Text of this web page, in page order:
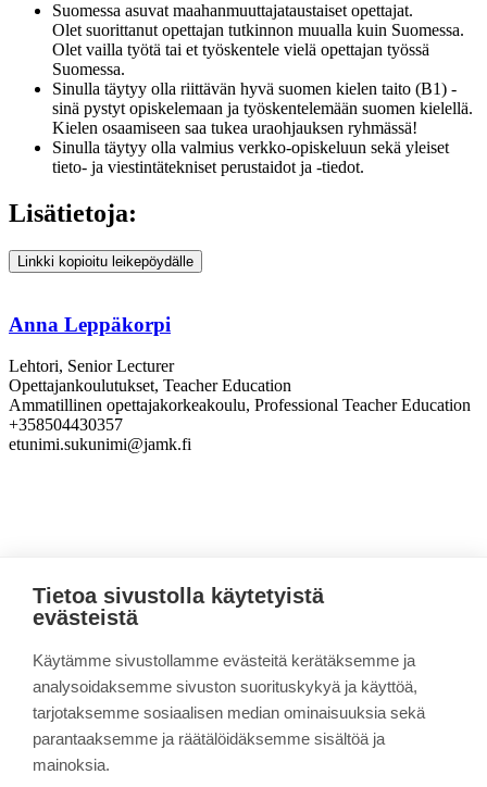
Suomessa asuvat maahanmuuttajataustaiset opettajat.
Olet suorittanut opettajan tutkinnon muualla kuin Suomessa.
Olet vailla työtä tai et työskentele vielä opettajan työssä
Suomessa.
Sinulla täytyy olla riittävän hyvä suomen kielen taito (B1) -
sinä pystyt opiskelemaan ja työskentelemään suomen kielellä.
Kielen osaamiseen saa tukea uraohjauksen ryhmässä!
Sinulla täytyy olla valmius verkko-opiskeluun sekä yleiset
tieto‐ ja viestintätekniset perustaidot ja ‐tiedot.
Lisätietoja:
Linkki kopioitu leikepöydälle
Anna Leppäkorpi
Lehtori, Senior Lecturer
Opettajankoulutukset, Teacher Education
Ammatillinen opettajakorkeakoulu, Professional Teacher Education
+358504430357
etunimi.sukunimi@jamk.fi
Sivun alkuun
Opettajaksi Suomeen OSU
Linkki kopioitu leikepöydälle
Koulutus
Uraohjaus ja tukea työllistymiseen
Tietoa sivustolla käytetyistä
evästeistä
Käytämme sivustollamme evästeitä kerätäksemme ja
analysoidaksemme sivuston suorituskykyä ja käyttöä,
tarjotaksemme sosiaalisen median ominaisuuksia sekä
parantaaksemme ja räätälöidäksemme sisältöä ja
mainoksia.